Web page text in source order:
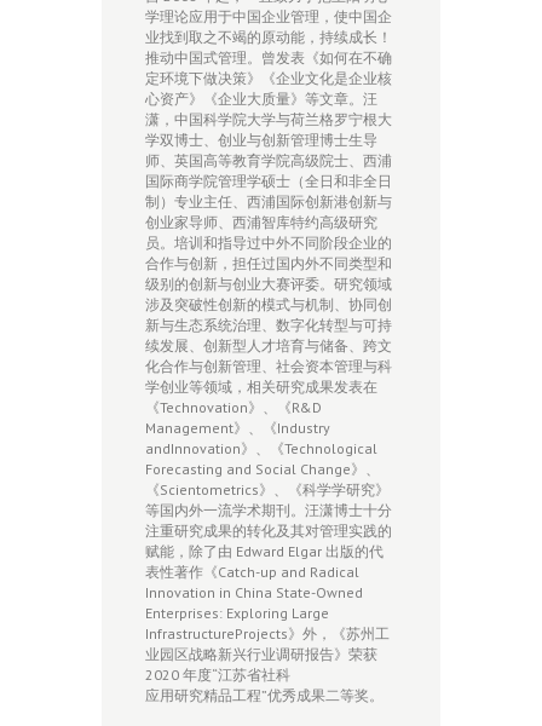
学理论应⽤于中国企业管理，使中国企
业找到取之不竭的原动能，持续成长！
推动中国式管理。曾发表《如何在不确
定环境下做决策》《企业⽂化是企业核
⼼资产》《企业⼤质量》等⽂章。汪
潇，中国科学院⼤学与荷兰格罗宁根⼤
学双博⼠、创业与创新管理博⼠⽣导
师、英国⾼等教育学院⾼级院⼠、西浦
国际商学院管理学硕⼠（全日和非全日
制）专业主任、西浦国际创新港创新与
创业家导师、西浦智库特约⾼级研究
员。培训和指导过中外不同阶段企业的
合作与创新，担任过国内外不同类型和
级别的创新与创业⼤赛评委。研究领域
涉及突破性创新的模式与机制、协同创
新与⽣态系统治理、数字化转型与可持
续发展、创新型⼈才培育与储备、跨⽂
化合作与创新管理、社会资本管理与科
学创业等领域，相关研究成果发表在
《Technovation》、《R&D
Management》、《Industry
andInnovation》、《Technological
Forecasting and Social Change》、
《Scientometrics》、《科学学研究》
等国内外⼀流学术期刊。汪潇博⼠⼗分
注重研究成果的转化及其对管理实践的
赋能，除了由 Edward Elgar 出版的代
表性著作《Catch-up and Radical
Innovation in China State-Owned
Enterprises: Exploring Large
InfrastructureProjects》外，《苏州⼯
业园区战略新兴⾏业调研报告》荣获
2020 年度“江苏省社科
应⽤研究精品⼯程”优秀成果⼆等奖。